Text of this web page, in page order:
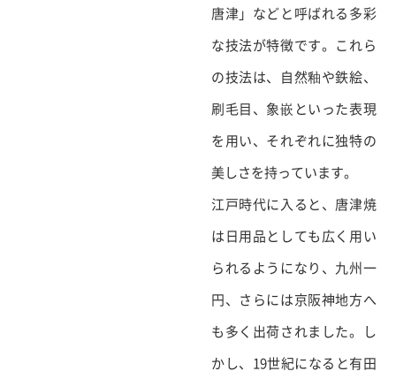
唐津」などと呼ばれる多彩
な技法が特徴です。これら
の技法は、自然釉や鉄絵、
刷毛目、象嵌といった表現
を用い、それぞれに独特の
美しさを持っています。
江戸時代に入ると、唐津焼
は日用品としても広く用い
られるようになり、九州一
円、さらには京阪神地方へ
も多く出荷されました。し
かし、19世紀になると有田